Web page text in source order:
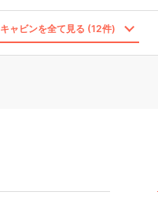
ャビンを全て見る (12件)